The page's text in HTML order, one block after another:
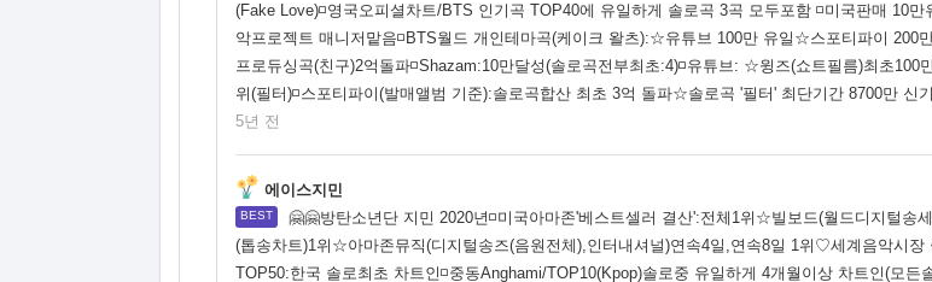
(Fake Love)◽영국오피셜차트/BTS 인기곡 TOP40에 유일하게 솔로곡 3곡 모두포함 ◽미국판매 10
악프로젝트 매니저맡음◽BTS월드 개인테마곡(케이크 왈츠):☆유튜브 100만 유일☆스포티파이 200
프로듀싱곡(친구)2억돌파◽Shazam:10만달성(솔로곡전부최초:4)◽유튜브: ☆윙즈(쇼트필름)최초
위(필터)◽스포티파이(발매앨범 기준):솔로곡합산 최초 3억 돌파☆솔로곡 '필터' 최단기간 8700만 신
5년 전
에이스지민
🤗🤗방탄소년단 지민 2020년◽미국아마존'베스트셀러 결산':전체1위☆빌보드(월드디지털송
(톱송차트)1위☆아마존뮤직(디지털송즈(음원전체),인터내셔널)연속4일,연속8일 1위♡세계음악시장
TOP50:한국 솔로최초 차트인◽중동Anghami/TOP10(Kpop)솔로중 유일하게 4개월이상 차트인(모